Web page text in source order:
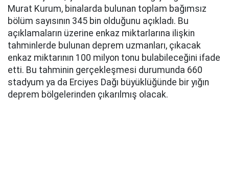
Murat Kurum, binalarda bulunan toplam bağımsız
bölüm sayısının 345 bin olduğunu açıkladı. Bu
açıklamaların üzerine enkaz miktarlarına ilişkin
tahminlerde bulunan deprem uzmanları, çıkacak
enkaz miktarının 100 milyon tonu bulabileceğini ifade
etti. Bu tahminin gerçekleşmesi durumunda 660
stadyum ya da Erciyes Dağı büyüklüğünde bir yığın
deprem bölgelerinden çıkarılmış olacak.